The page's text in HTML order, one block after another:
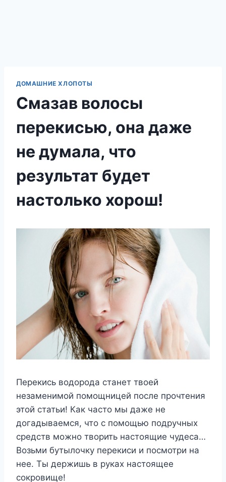
ДОМАШНИЕ ХЛОПОТЫ
Смазав волосы
перекисью, она даже
не думала, что
результат будет
настолько хорош!
Перекись водорода станет твоей
незаменимой помощницей после прочтения
этой статьи! Как часто мы даже не
догадываемся, что с помощью подручных
средств можно творить настоящие чудеса…
Возьми бутылочку перекиси и посмотри на
нее. Ты держишь в руках настоящее
сокровище!